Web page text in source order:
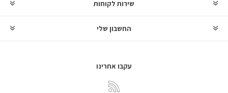
שירות לקוחות
החשבון שלי
עקבו אחרינו